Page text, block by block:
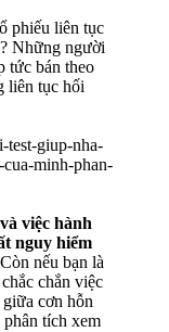
phiếu liên tục
Những người
tức bán theo
liên tục hối
việc hành
nguy hiểm
Còn nếu bạn là
chắn việc
cơn hỗn
tích xem